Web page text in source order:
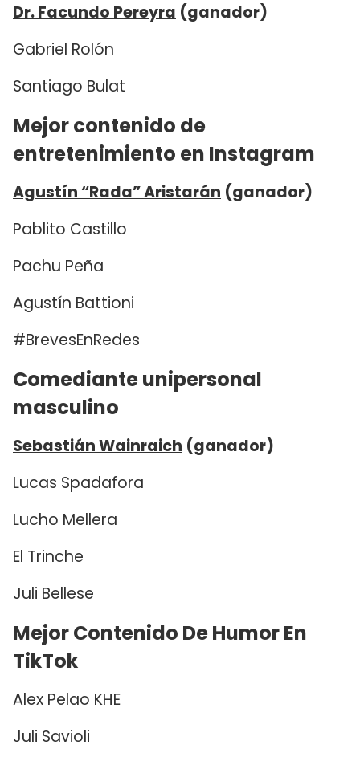
Dr. Facundo Pereyra (ganador)
Gabriel Rolón
Santiago Bulat
Mejor contenido de
entretenimiento en Instagram
Agustín “Rada” Aristarán (ganador)
Pablito Castillo
Pachu Peña
Agustín Battioni
#BrevesEnRedes
Comediante unipersonal
masculino
Sebastián Wainraich (ganador)
Lucas Spadafora
Lucho Mellera
El Trinche
Juli Bellese
Mejor Contenido De Humor En
TikTok
Alex Pelao KHE
Juli Savioli